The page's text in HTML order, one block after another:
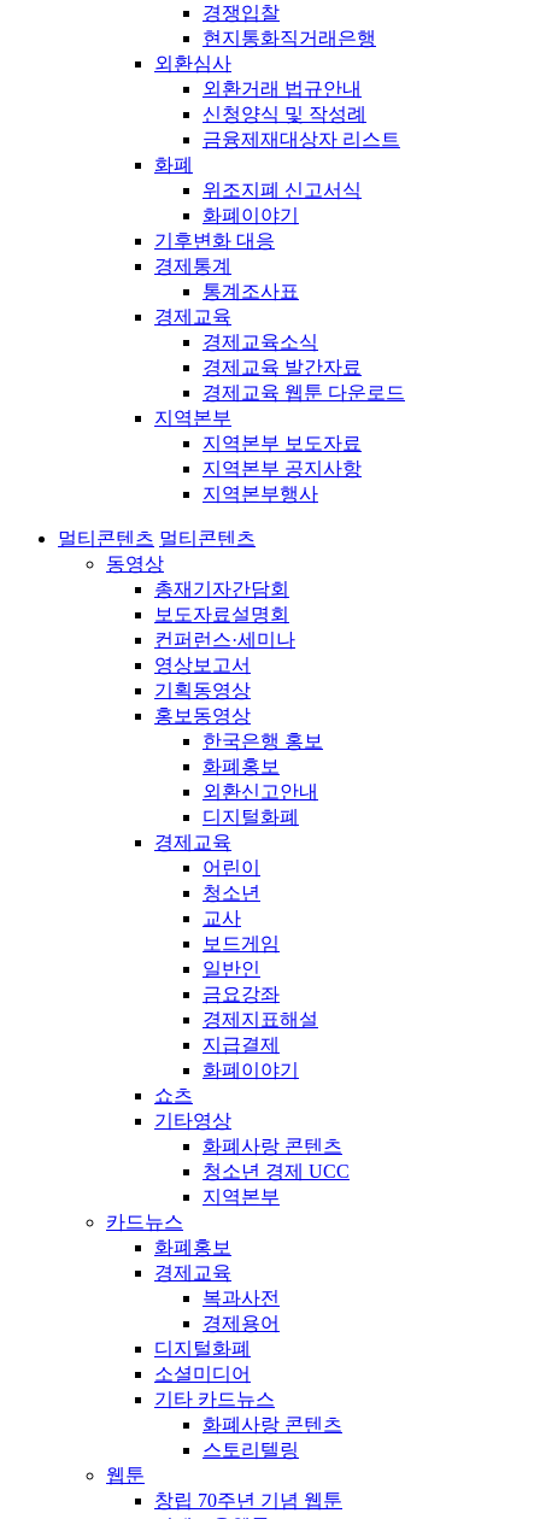
경쟁입찰
현지통화직거래은행
외환심사
외환거래 법규안내
신청양식 및 작성례
금융제재대상자 리스트
화폐
위조지폐 신고서식
화폐이야기
기후변화 대응
경제통계
통계조사표
경제교육
경제교육소식
경제교육 발간자료
경제교육 웹툰 다운로드
지역본부
지역본부 보도자료
지역본부 공지사항
지역본부행사
멀티콘텐츠 멀티콘텐츠
동영상
총재기자간담회
보도자료설명회
컨퍼런스·세미나
영상보고서
기획동영상
홍보동영상
한국은행 홍보
화폐홍보
외환신고안내
디지털화폐
경제교육
어린이
청소년
교사
보드게임
일반인
금요강좌
경제지표해설
지급결제
화폐이야기
쇼츠
기타영상
화폐사랑 콘텐츠
청소년 경제 UCC
지역본부
카드뉴스
화폐홍보
경제교육
복과사전
경제용어
디지털화폐
소셜미디어
기타 카드뉴스
화폐사랑 콘텐츠
스토리텔링
웹툰
창립 70주년 기념 웹툰